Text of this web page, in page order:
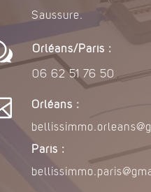
Saussure.
Orléans/Paris :
06 62 51 76 50
Orléans :
Paris :